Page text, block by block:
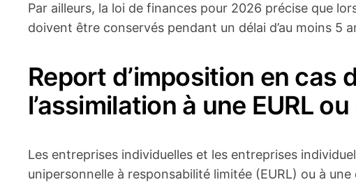
Par ailleurs, la loi de finances pour 2026 précise que
doivent être conservés pendant un délai d’au moins 5
Report d’imposition en cas
l’assimilation à une EURL
Les entreprises individuelles et les entreprises
unipersonnelle à responsabilité limitée (EURL) ou à